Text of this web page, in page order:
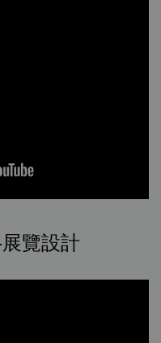
覽設計